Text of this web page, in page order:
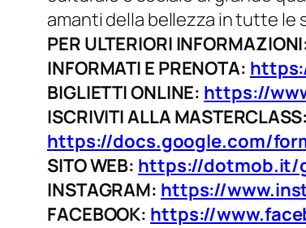
amanti della bellezza in tutte le
PER ULTERIORI
INFORMATI E PRENOTA:
BIGLIETTI ONLINE: https://
ISCRIVITI ALLA MASTERCLASS:
https://docs.google.com/
SITO WEB: https://dotmob.it/
INSTAGRAM: https://
FACEBOOK: https://